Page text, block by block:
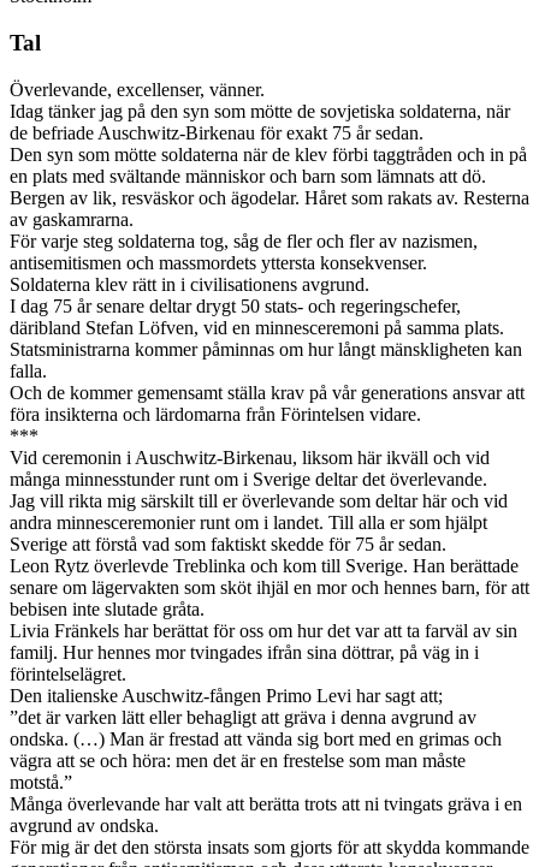
Tal
Överlevande, excellenser, vänner.
Idag tänker jag på den syn som mötte de sovjetiska soldaterna, när
de befriade Auschwitz-Birkenau för exakt 75 år sedan.
Den syn som mötte soldaterna när de klev förbi taggtråden och in på
en plats med svältande människor och barn som lämnats att dö.
Bergen av lik, resväskor och ägodelar. Håret som rakats av. Resterna
av gaskamrarna.
För varje steg soldaterna tog, såg de fler och fler av nazismen,
antisemitismen och massmordets yttersta konsekvenser.
Soldaterna klev rätt in i civilisationens avgrund.
I dag 75 år senare deltar drygt 50 stats- och regeringschefer,
däribland Stefan Löfven, vid en minnesceremoni på samma plats.
Statsministrarna kommer påminnas om hur långt mänskligheten kan
falla.
Och de kommer gemensamt ställa krav på vår generations ansvar att
föra insikterna och lärdomarna från Förintelsen vidare.
***
Vid ceremonin i Auschwitz-Birkenau, liksom här ikväll och vid
många minnesstunder runt om i Sverige deltar det överlevande.
Jag vill rikta mig särskilt till er överlevande som deltar här och vid
andra minnesceremonier runt om i landet. Till alla er som hjälpt
Sverige att förstå vad som faktiskt skedde för 75 år sedan.
Leon Rytz överlevde Treblinka och kom till Sverige. Han berättade
senare om lägervakten som sköt ihjäl en mor och hennes barn, för att
bebisen inte slutade gråta.
Livia Fränkels har berättat för oss om hur det var att ta farväl av sin
familj. Hur hennes mor tvingades ifrån sina döttrar, på väg in i
förintelselägret.
Den italienske Auschwitz-fången Primo Levi har sagt att;
”det är varken lätt eller behagligt att gräva i denna avgrund av
ondska. (…) Man är frestad att vända sig bort med en grimas och
vägra att se och höra: men det är en frestelse som man måste
motstå.”
Många överlevande har valt att berätta trots att ni tvingats gräva i en
avgrund av ondska.
För mig är det den största insats som gjorts för att skydda kommande